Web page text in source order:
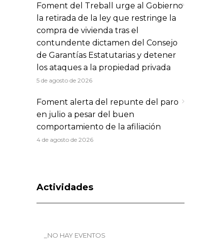
Foment del Treball urge al Gobierno
la retirada de la ley que restringe la
compra de vivienda tras el
contundente dictamen del Consejo
de Garantías Estatutarias y detener
los ataques a la propiedad privada
5 de agosto de 2026
Foment alerta del repunte del paro
en julio a pesar del buen
comportamiento de la afiliación
4 de agosto de 2026
Actividades
_NO HAY EVENTOS